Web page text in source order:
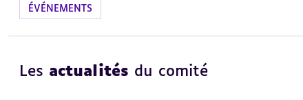
ÉVÉNEMENTS
Les actualités du comité